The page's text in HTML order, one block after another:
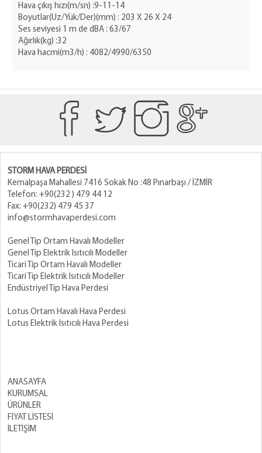
Hava çıkış hızı(m/sn) :9-11-14
Boyutlar(Uz/Yük/Der)(mm) : 203 X 26 X 24
Ses seviyesi 1 m de dBA : 63/67
Ağırlık(kg) :32
Hava hacmi(m3/h) : 4082/4990/6350
STORM HAVA PERDESİ
Kemalpaşa Mahallesi 7416 Sokak No :48 Pınarbaşı / İZMİR
Telefon: +90(232 ) 479 44 12
Fax: +90(232) 479 45 37
info@stormhavaperdesi.com
Genel Tip Ortam Havalı Modeller
Genel Tip Elektrik Isıtıcılı Modeller
Ticari Tip Ortam Havalı Modeller
Ticari Tip Elektrik Isıtıcılı Modeller
Endüstriyel Tip Hava Perdesi
Lotus Ortam Havalı Hava Perdesi
Lotus Elektrik Isıtıcılı Hava Perdesi
ANASAYFA
KURUMSAL
ÜRÜNLER
FİYAT LİSTESİ
İLETİŞİM